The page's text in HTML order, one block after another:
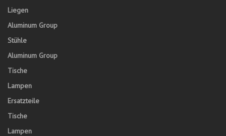
Liegen
Aluminum Group
Stühle
Aluminum Group
Tische
Lampen
Ersatzteile
Tische
Lampen